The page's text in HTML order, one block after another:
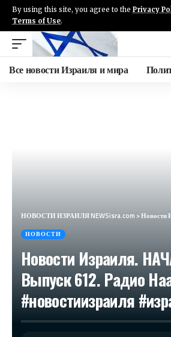
By using this site, you agree to the Privacy
Terms of Use.
Все новости Израиля и мира
НОВОСТИ ИЗРАИЛЯ NEWSisra.com >Новости
НОВОСТИ
Новости Израиля.
Выпуск 612. Радио
#новостиизраиля